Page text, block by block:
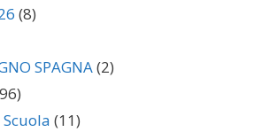
(8)
SPAGNA(2)
(11)